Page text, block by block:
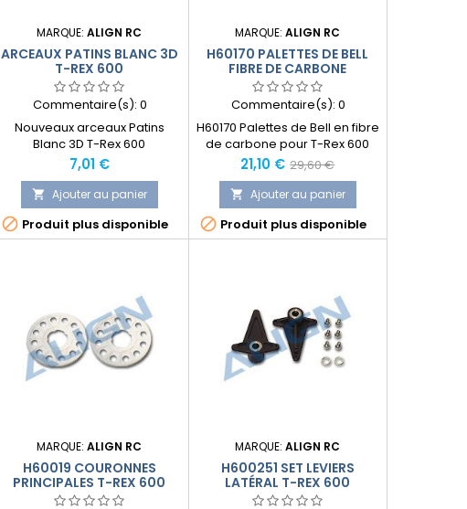
MARQUE:ALIGN RC
ARCEAUX PATINS BLANC 3D
T-REX 600
Commentaire(s):0
Nouveaux arceaux Patins
Blanc 3D T-Rex 600
Prix
7,01 €
 Ajouter au panier
 Produit plus disponible
MARQUE:ALIGN RC
H60170 PALETTES DE BELL
FIBRE DE CARBONE
Commentaire(s):0
H60170 Palettes de Bell en fibre
de carbone pour T-Rex 600
Prix
21,10 € Prix
normal
29,60 €
 Ajouter au panier
 Produit plus disponible
MARQUE:ALIGN RC
H60019 COURONNES
PRINCIPALES T-REX 600
MARQUE:ALIGN RC
H600251 SET LEVIERS
LATÉRAL T-REX 600